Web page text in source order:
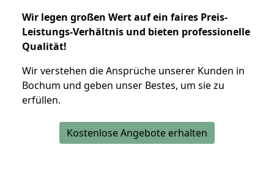
Wir legen großen Wert auf ein faires Preis-
Leistungs-Verhältnis und bieten professionelle
Qualität!
Wir verstehen die Ansprüche unserer Kunden in
Bochum und geben unser Bestes, um sie zu
erfüllen.
Kostenlose Angebote erhalten